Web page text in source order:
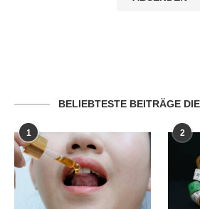
BELIEBTESTE BEITRÄGE
1 2